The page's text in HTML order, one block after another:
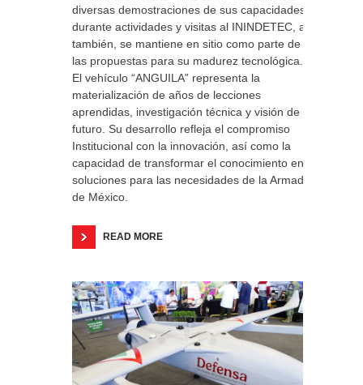
diversas demostraciones de sus capacidades
durante actividades y visitas al ININDETEC, así
también, se mantiene en sitio como parte de
las propuestas para su madurez tecnológica.
El vehículo “ANGUILA” representa la
materialización de años de lecciones
aprendidas, investigación técnica y visión de
futuro. Su desarrollo refleja el compromiso
Institucional con la innovación, así como la
capacidad de transformar el conocimiento en
soluciones para las necesidades de la Armada
de México.
READ MORE